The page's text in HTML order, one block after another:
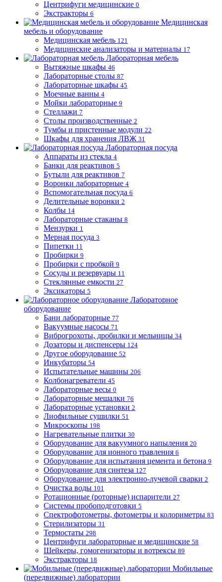
Центрифуги медицинские 0
Экстракторы 6
Медицинская
мебель и оборудование
Медицинская мебель 121
Медицинские анализаторы и материалы 17
Лабораторная мебель
Вытяжные шкафы 46
Лабораторные столы 87
Лабораторные шкафы 45
Моечные ванны 4
Мойки лабораторные 9
Стеллажи 7
Столы производственные 2
Тумбы и пристенные модули 22
Шкафы для хранения ЛВЖ 31
Лабораторная посуда
Аппараты из стекла 4
Банки для реактивов 5
Бутыли для реактивов 7
Воронки лабораторные 4
Вспомогательная посуда 6
Делительные воронки 2
Колбы 14
Лабораторные стаканы 8
Мензурки 1
Мерная посуда 3
Пипетки 11
Пробирки 9
Пробирки с пробкой 9
Сосуды и резервуары 11
Стеклянные емкости 27
Эксикаторы 5
Лабораторное
оборудование
Бани лабораторные 77
Вакуумные насосы 71
Виброгрохоты, дробилки и мельницы 34
Дозаторы и диспенсеры 124
Другое оборудование 52
Инкубаторы 54
Испытательные машины 206
Колбонагреватели 45
Лабораторные весы 0
Лабораторные мешалки 76
Лабораторные установки 2
Лиофильные сушилки 51
Микроскопы 198
Нагревательные плитки 30
Оборудование для вакуумного напыления 20
Оборудование для ионного травления 6
Оборудование для испытания цемента и бетона 9
Оборудование для синтеза 127
Оборудование для электронно-лучевой сварки 2
Очистка воды 101
Ротационные (роторные) испарители 27
Системы пробоподготовки 5
Спектрофотометры, фотометры и колориметры 83
Стерилизаторы 31
Термостаты 298
Центрифуги лабораторные и медицинские 58
Шейкеры, гомогенизаторы и вотрексы 89
Экстракторы 18
Мобильные
(передвижные) лаборатории